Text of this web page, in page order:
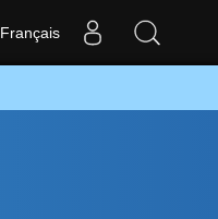
Français